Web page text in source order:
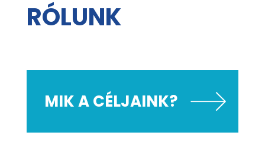
RÓLUNK
MIK A CÉLJAINK?